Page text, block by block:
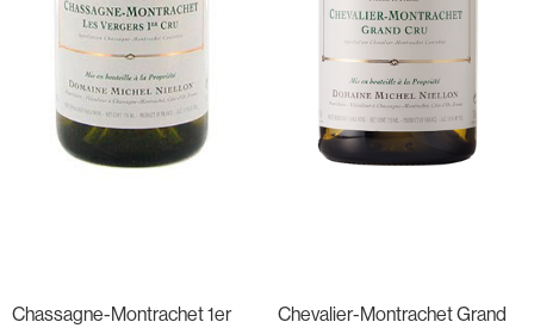
Chassagne-Montrachet 1er Chevalier-Montrachet Grand